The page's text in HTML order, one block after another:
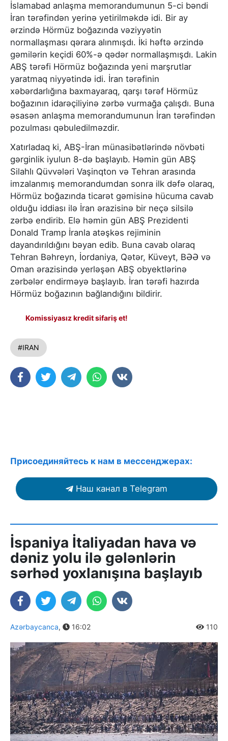
İslamabad anlaşma memorandumunun 5-ci bəndi
İran tərəfindən yerinə yetirilməkdə idi. Bir ay
ərzində Hörmüz boğazında vəziyyətin
normallaşması qərara alınmışdı. İki həftə ərzində
gəmilərin keçidi 60%-ə qədər normallaşmışdı. Lakin
ABŞ tərəfi Hörmüz boğazında yeni marşrutlar
yaratmaq niyyətində idi. İran tərəfinin
xəbərdarlığına baxmayaraq, qarşı tərəf Hörmüz
boğazının idarəçiliyinə zərbə vurmağa çalışdı. Buna
əsasən anlaşma memorandumunun İran tərəfindən
pozulması qəbuledilməzdir.
Xatırladaq ki, ABŞ-İran münasibətlərində növbəti
gərginlik iyulun 8-də başlayıb. Həmin gün ABŞ
Silahlı Qüvvələri Vaşinqton və Tehran arasında
imzalanmış memorandumdan sonra ilk dəfə olaraq,
Hörmüz boğazında ticarət gəmisinə hücuma cavab
olduğu iddiası ilə İran ərazisinə bir neçə silsilə
zərbə endirib. Elə həmin gün ABŞ Prezidenti
Donald Tramp İranla atəşkəs rejiminin
dayandırıldığını bəyan edib. Buna cavab olaraq
Tehran Bəhreyn, İordaniya, Qətər, Küveyt, BƏƏ və
Oman ərazisində yerləşən ABŞ obyektlərinə
zərbələr endirməyə başlayıb. İran tərəfi hazırda
Hörmüz boğazının bağlandığını bildirir.
Komissiyasız kredit sifariş et!
#IRAN
Присоединяйтесь к нам в мессенджерах:
Наш канал в Telegram
İspaniya İtaliyadan hava və
dəniz yolu ilə gələnlərin
sərhəd yoxlanışına başlayıb
Azərbaycanca, 16:02 110